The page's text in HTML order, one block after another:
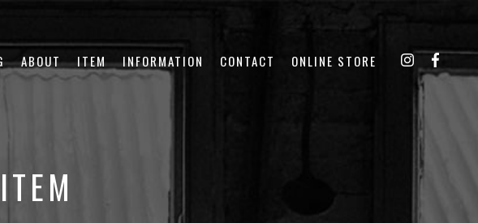
ABOUT ITEM INFORMATION CONTACT ONLINE STORE